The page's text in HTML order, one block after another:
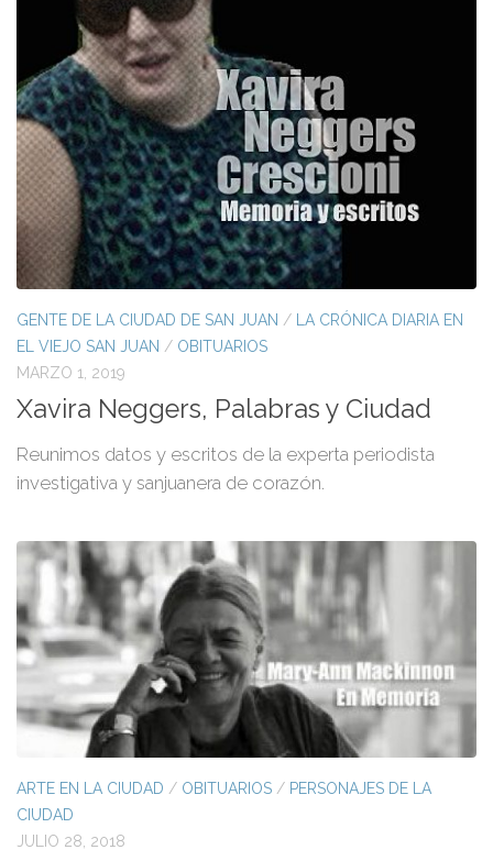
GENTE DE LA CIUDAD DE SAN JUAN /
LA CRÓNICA DIARIA EN
EL VIEJO SAN JUAN / OBITUARIOS
MARZO 1, 2019
Xavira Neggers, Palabras y Ciudad
Reunimos datos y escritos de la experta periodista
investigativa y sanjuanera de corazón.
ARTE EN LA CIUDAD / OBITUARIOS / PERSONAJES DE LA
CIUDAD
JULIO 28, 2018